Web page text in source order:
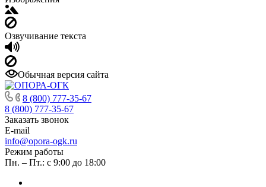
Озвучивание текста
Обычная версия сайта
8 (800) 777-35-67
8 (800) 777-35-67
Заказать звонок
E-mail
info@opora-ogk.ru
Режим работы
Пн. – Пт.: с 9:00 до 18:00